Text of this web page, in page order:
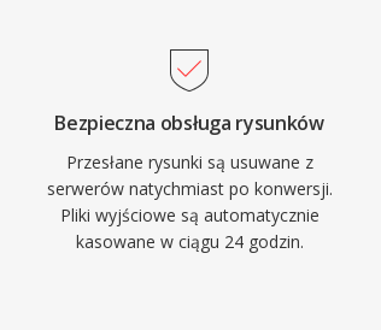
Bezpieczna obsługa rysunków
Przesłane rysunki są usuwane z
serwerów natychmiast po konwersji.
Pliki wyjściowe są automatycznie
kasowane w ciągu 24 godzin.